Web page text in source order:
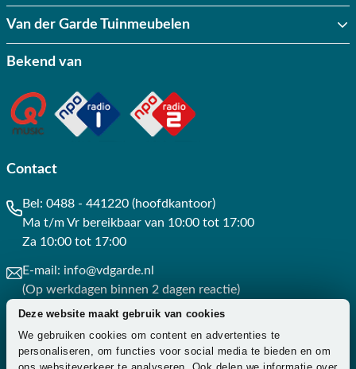
Deze website maakt gebruik van cookies
We gebruiken cookies om content en advertenties te
personaliseren, om functies voor social media te bieden en om
Van der Garde Tuinmeubelen
Bekend van
Contact
Bel: 0488 - 441220 (hoofdkantoor)
Ma t/m Vr bereikbaar van 10:00 tot 17:00
Za 10:00 tot 17:00
E-mail: info@vdgarde.nl
(Op werkdagen binnen 2 dagen reactie)
Whatsapp: 0488441220
(Op werkdagen binnen 3 uur reactie)